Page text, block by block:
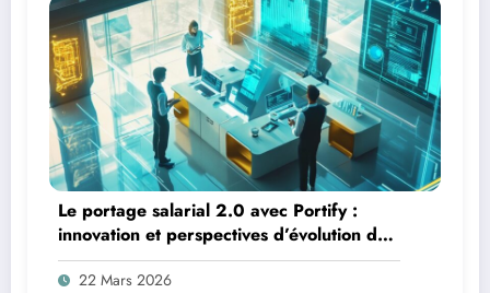
Le portage salarial 2.0 avec Portify :
innovation et perspectives d’évolution du
secteur
22 Mars 2026